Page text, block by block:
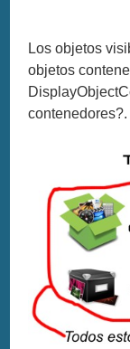
Los objetos
objetos
contenedores?.